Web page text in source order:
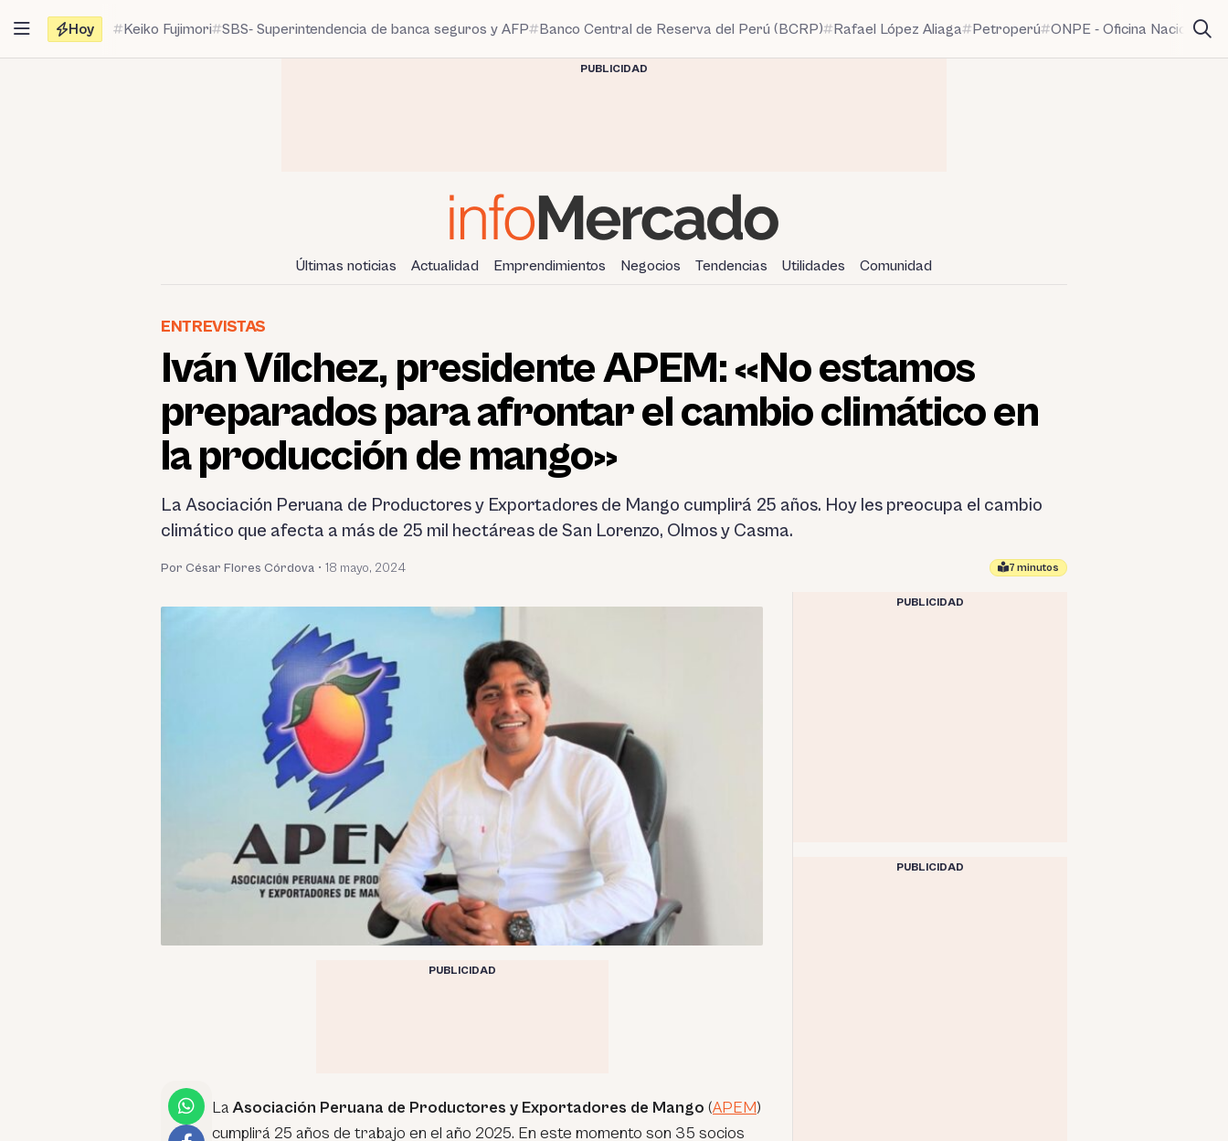
contenido
Hoy Keiko Fujimori SBS- Superintendencia de banca seguros y AFP Banco Central de Reserva del Perú (BCRP) Rafael López Aliaga Petroperú ONPE - Oficina Nacional
PUBLICIDAD
Últimas noticias Actualidad Emprendimientos Negocios Tendencias Utilidades Comunidad
ENTREVISTAS
Iván Vílchez, presidente APEM: «No estamos
preparados para afrontar el cambio climático en
la producción de mango»
La Asociación Peruana de Productores y Exportadores de Mango cumplirá 25 años. Hoy les preocupa el cambio
climático que afecta a más de 25 mil hectáreas de San Lorenzo, Olmos y Casma.
Por César Flores Córdova • 18 mayo, 2024 7 minutos
PUBLICIDAD
LaAsociación Peruana de Productores y Exportadores de Mango (APEM)
cumplirá 25 años de trabajo en el año 2025. En este momento son 35 socios
PUBLICIDAD
PUBLICIDAD